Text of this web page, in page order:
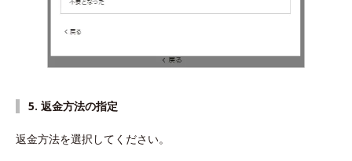
5. 返金方法の指定
返金方法を選択してください。